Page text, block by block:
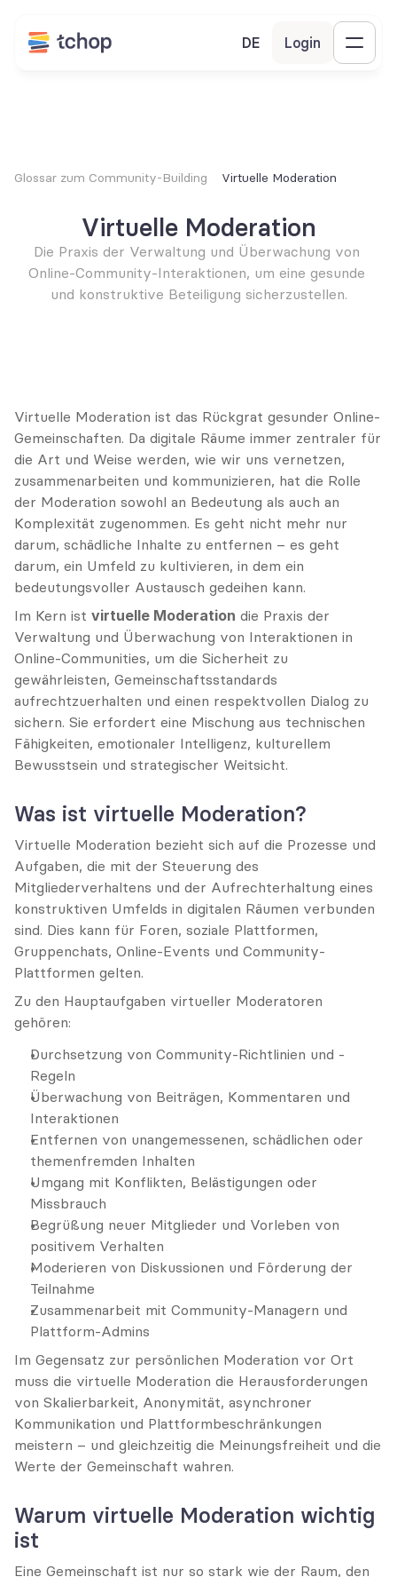
DE Login
Glossar zum Community-Building Virtuelle Moderation
Virtuelle Moderation
Die Praxis der Verwaltung und Überwachung von
Online-Community-Interaktionen, um eine gesunde
und konstruktive Beteiligung sicherzustellen.
Virtuelle Moderation ist das Rückgrat gesunder Online-
Gemeinschaften. Da digitale Räume immer zentraler für
die Art und Weise werden, wie wir uns vernetzen,
zusammenarbeiten und kommunizieren, hat die Rolle
der Moderation sowohl an Bedeutung als auch an
Komplexität zugenommen. Es geht nicht mehr nur
darum, schädliche Inhalte zu entfernen – es geht
darum, ein Umfeld zu kultivieren, in dem ein
bedeutungsvoller Austausch gedeihen kann.
Im Kern ist virtuelle Moderation die Praxis der
Verwaltung und Überwachung von Interaktionen in
Online-Communities, um die Sicherheit zu
gewährleisten, Gemeinschaftsstandards
aufrechtzuerhalten und einen respektvollen Dialog zu
sichern. Sie erfordert eine Mischung aus technischen
Fähigkeiten, emotionaler Intelligenz, kulturellem
Bewusstsein und strategischer Weitsicht.
Was ist virtuelle Moderation?
Virtuelle Moderation bezieht sich auf die Prozesse und
Aufgaben, die mit der Steuerung des
Mitgliederverhaltens und der Aufrechterhaltung eines
konstruktiven Umfelds in digitalen Räumen verbunden
sind. Dies kann für Foren, soziale Plattformen,
Gruppenchats, Online-Events und Community-
Plattformen gelten.
Zu den Hauptaufgaben virtueller Moderatoren
gehören:
Durchsetzung von Community-Richtlinien und -
Regeln
Überwachung von Beiträgen, Kommentaren und
Interaktionen
Entfernen von unangemessenen, schädlichen oder
themenfremden Inhalten
Umgang mit Konflikten, Belästigungen oder
Missbrauch
Begrüßung neuer Mitglieder und Vorleben von
positivem Verhalten
Moderieren von Diskussionen und Förderung der
Teilnahme
Zusammenarbeit mit Community-Managern und
Plattform-Admins
Im Gegensatz zur persönlichen Moderation vor Ort
muss die virtuelle Moderation die Herausforderungen
von Skalierbarkeit, Anonymität, asynchroner
Kommunikation und Plattformbeschränkungen
meistern – und gleichzeitig die Meinungsfreiheit und die
Werte der Gemeinschaft wahren.
Warum virtuelle Moderation wichtig
ist
Eine Gemeinschaft ist nur so stark wie der Raum, den